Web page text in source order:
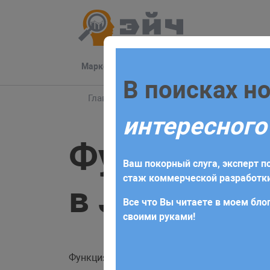
Маркетинг
Главная Блог JavaScript Справочник
Функция
в
Функция
Заполните
Для начала сотрудничества
получите коммерческое
требований и поставленных
В поисках
Ваш покорный слуга, эксперт
стаж коммерческой
Все что Вы читаете в моем
своими руками!